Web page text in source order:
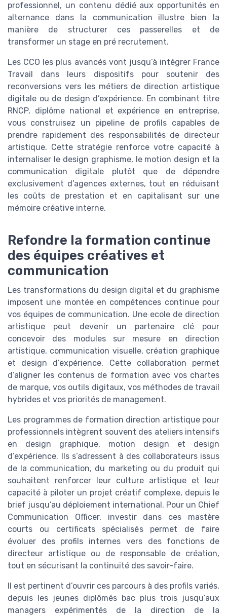
professionnel, un contenu dédié aux opportunités en
alternance dans la communication illustre bien la
manière de structurer ces passerelles et de
transformer un stage en pré recrutement.
Les CCO les plus avancés vont jusqu’à intégrer France
Travail dans leurs dispositifs pour soutenir des
reconversions vers les métiers de direction artistique
digitale ou de design d’expérience. En combinant titre
RNCP, diplôme national et expérience en entreprise,
vous construisez un pipeline de profils capables de
prendre rapidement des responsabilités de directeur
artistique. Cette stratégie renforce votre capacité à
internaliser le design graphisme, le motion design et la
communication digitale plutôt que de dépendre
exclusivement d’agences externes, tout en réduisant
les coûts de prestation et en capitalisant sur une
mémoire créative interne.
Refondre la formation continue
des équipes créatives et
communication
Les transformations du design digital et du graphisme
imposent une montée en compétences continue pour
vos équipes de communication. Une ecole de direction
artistique peut devenir un partenaire clé pour
concevoir des modules sur mesure en direction
artistique, communication visuelle, création graphique
et design d’expérience. Cette collaboration permet
d’aligner les contenus de formation avec vos chartes
de marque, vos outils digitaux, vos méthodes de travail
hybrides et vos priorités de management.
Les programmes de formation direction artistique pour
professionnels intègrent souvent des ateliers intensifs
en design graphique, motion design et design
d’expérience. Ils s’adressent à des collaborateurs issus
de la communication, du marketing ou du produit qui
souhaitent renforcer leur culture artistique et leur
capacité à piloter un projet créatif complexe, depuis le
brief jusqu’au déploiement international. Pour un Chief
Communication Officer, investir dans ces mastère
courts ou certificats spécialisés permet de faire
évoluer des profils internes vers des fonctions de
directeur artistique ou de responsable de création,
tout en sécurisant la continuité des savoir-faire.
Il est pertinent d’ouvrir ces parcours à des profils variés,
depuis les jeunes diplômés bac plus trois jusqu’aux
managers expérimentés de la direction de la